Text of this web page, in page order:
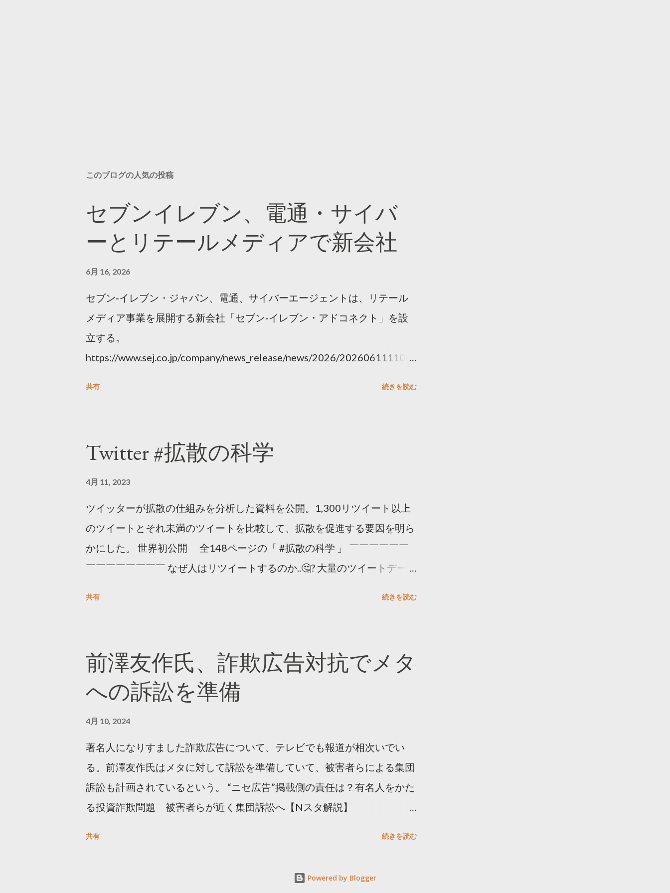
このブログの人気の投稿
セブンイレブン、電通・サイバ
ーとリテールメディアで新会社
6月 16, 2026
セブン‐イレブン・ジャパン、電通、サイバーエージェントは、リテール
メディア事業を展開する新会社「セブン‐イレブン・アドコネクト」を設
立する。
https://www.sej.co.jp/company/news_release/news/2026/202606111100.
共有 続きを読む
Twitter #拡散の科学
4月 11, 2023
ツイッターが拡散の仕組みを分析した資料を公開。1,300リツイート以上
のツイートとそれ未満のツイートを比較して、拡散を促進する要因を明ら
かにした。 世界初公開 全148ページの「 #拡散の科学 」 ￣￣￣￣￣￣
￣￣￣￣￣￣￣￣ なぜ人はリツイートするのか..🤔? 大量のツイートデータ
https://marketing.twitter.com/ja/insights/kakusan
共有 続きを読む
前澤友作氏、詐欺広告対抗でメタ
への訴訟を準備
4月 10, 2024
著名人になりすました詐欺広告について、テレビでも報道が相次いでい
る。前澤友作氏はメタに対して訴訟を準備していて、被害者らによる集団
訴訟も計画されているという。 “ニセ広告”掲載側の責任は？有名人をかた
る投資詐欺問題 被害者らが近く集団訴訟へ【Nスタ解説】
欺広告をめぐり… 前澤氏 メタを訴える準備 https://txbiz.tv-
共有 続きを読む
Powered by Blogger